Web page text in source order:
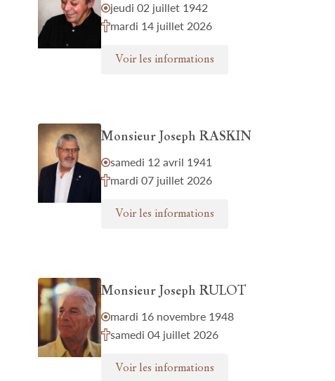
jeudi 02 juillet 1942
mardi 14 juillet 2026
Voir les informations
Monsieur Joseph RASKIN
samedi 12 avril 1941
mardi 07 juillet 2026
Voir les informations
Monsieur Joseph RULOT
mardi 16 novembre 1948
samedi 04 juillet 2026
Voir les informations